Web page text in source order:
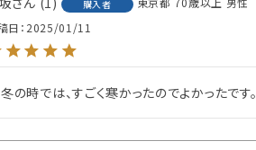
購入者
日 2025/01/11
冬の時では、すごく寒かったのでよかったです。